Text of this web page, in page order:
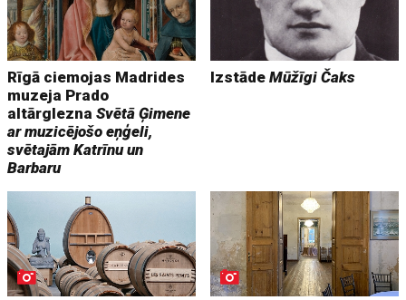
Rīgā ciemojas Madrides
muzeja Prado
altārgleznaSvētā Ģimene
ar muzicējošo eņģeli,
svētajām Katrīnu un
Barbaru
IzstādeMūžīgi Čaks